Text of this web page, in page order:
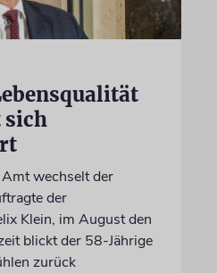
sich
wechselt der
der
Klein, im August den
blickt der 58-Jährige
zurück